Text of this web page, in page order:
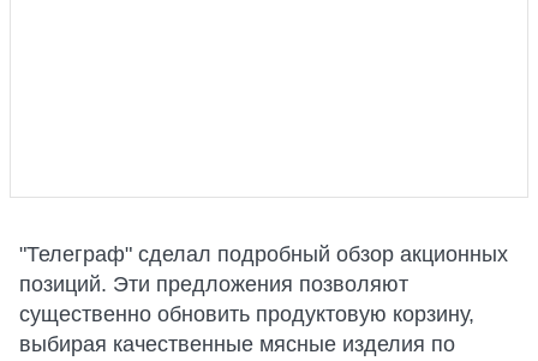
"Телеграф" сделал подробный обзор акционных
позиций. Эти предложения позволяют
существенно обновить продуктовую корзину,
выбирая качественные мясные изделия по